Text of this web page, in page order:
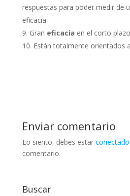
respuestas para poder medir de
eficacia.
Gran eficacia en el corto
Están totalmente orientados
Enviar comentario
Lo siento, debes estar conectado
comentario.
Buscar